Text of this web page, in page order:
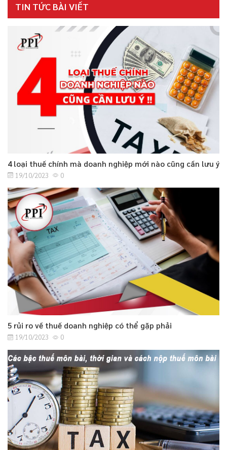
TIN TỨC BÀI VIẾT
4 loại thuế chính mà doanh nghiệp mới nào cũng cần lưu ý
19/10/2023 0
5 rủi ro về thuế doanh nghiệp có thể gặp phải
19/10/2023 0